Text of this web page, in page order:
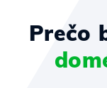
Prečo